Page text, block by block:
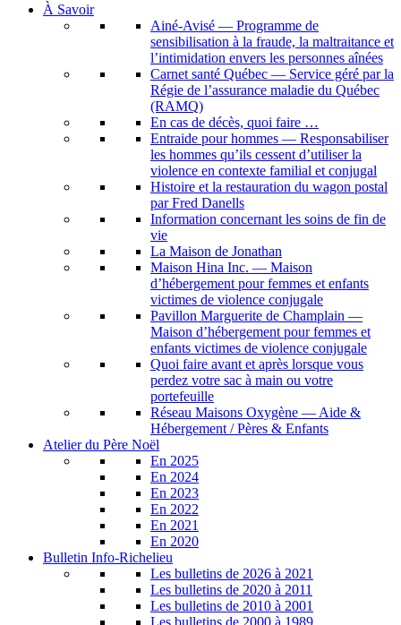
À Savoir
Ainé-Avisé — Programme de
sensibilisation à la fraude, la maltraitance et
l’intimidation envers les personnes aînées
Carnet santé Québec — Service géré par la
Régie de l’assurance maladie du Québec
(RAMQ)
En cas de décès, quoi faire …
Entraide pour hommes — Responsabiliser
les hommes qu’ils cessent d’utiliser la
violence en contexte familial et conjugal
Histoire et la restauration du wagon postal
par Fred Danells
Information concernant les soins de fin de
vie
La Maison de Jonathan
Maison Hina Inc. — Maison
d’hébergement pour femmes et enfants
victimes de violence conjugale
Pavillon Marguerite de Champlain —
Maison d’hébergement pour femmes et
enfants victimes de violence conjugale
Quoi faire avant et après lorsque vous
perdez votre sac à main ou votre
portefeuille
Réseau Maisons Oxygène — Aide &
Hébergement / Pères & Enfants
Atelier du Père Noël
En 2025
En 2024
En 2023
En 2022
En 2021
En 2020
Bulletin Info-Richelieu
Les bulletins de 2026 à 2021
Les bulletins de 2020 à 2011
Les bulletins de 2010 à 2001
Les bulletins de 2000 à 1989